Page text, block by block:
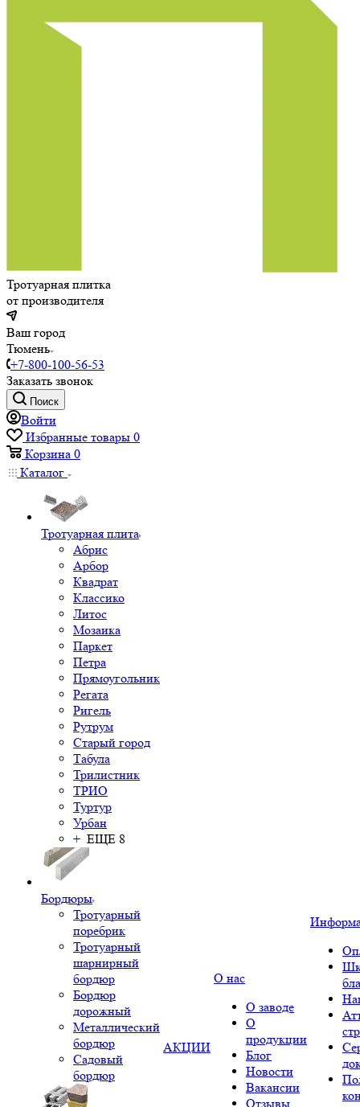
Тротуарная плитка
от производителя
Ваш город
Тюмень
+7-800-100-56-53
Заказать звонок
Поиск
Войти
Избранные товары 0
Корзина 0
Каталог
Тротуарная плита
Абрис
Арбор
Квадрат
Классико
Литос
Мозаика
Паркет
Петра
Прямоугольник
Регата
Ригель
Рутрум
Старый город
Табула
Трилистник
ТРИО
Туртур
Урбан
+ ЕЩЕ 8
Бордюры
Тротуарный
поребрик
Тротуарный
шарнирный
бордюр
Бордюр
дорожный
Металлический
бордюр
Садовый
бордюр
АКЦИИ
О нас
О заводе
О
продукции
Блог
Новости
Вакансии
Отзывы